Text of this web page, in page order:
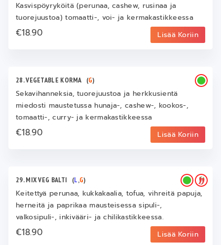
Kasvispöyryköitä (perunaa, cashew, rusinaa ja
tuorejuustoa) tomaatti-, voi- ja kermakastikkeessa
€18.90 Lisää Koriin
28. VEGETABLE KORMA (G)
Sekavihanneksia, tuorejuustoa ja herkkusientä
miedosti maustetussa hunaja-, cashew-, kookos-,
tomaatti-, curry- ja kermakastikkeessa
€18.90 Lisää Koriin
29. MIX VEG BALTI (L,G)
Keitettyä perunaa, kukkakaalia, tofua, vihreitä papuja,
herneitä ja paprikaa mausteisessa sipuli-,
valkosipuli-, inkivääri- ja chilikastikkeessa.
€18.90 Lisää Koriin